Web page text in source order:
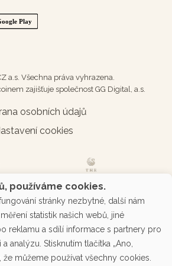
a.s. Všechna práva vyhrazena.
zajišťuje společnost GG Digital, a.s.
osobních údajů
cookies
používáme cookies.
stránky nezbytné, další nám
statistik našich webů, jiné
reklamu a sdílí informace s partnery pro
analýzu. Stisknutím tlačítka „Ano,
že můžeme používat všechny cookies.